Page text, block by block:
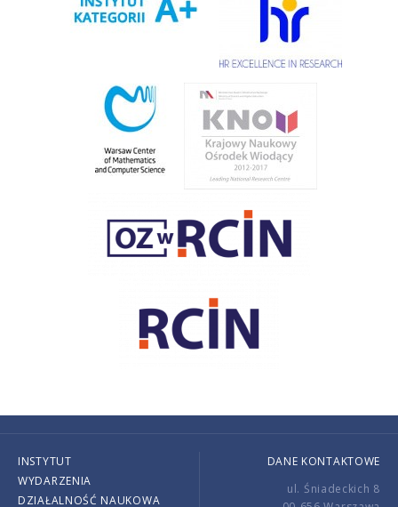
INSTYTUT
WYDARZENIA
DZIAŁALNOŚĆ NAUKOWA
DANE KONTAKTOWE
ul. Śniadeckich 8